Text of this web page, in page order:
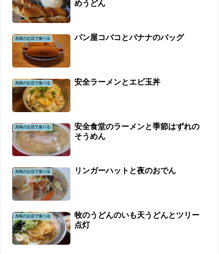
めうどん
糸島のお店で食べる パン屋コバコとバナナのバッグ
糸島のお店で食べる 安全ラーメンとエビ玉丼
糸島のお店で食べる
安全食堂のラーメンと季節はずれの
そうめん
糸島のお店で食べる リンガーハットと夜のおでん
糸島のお店で食べる
牧のうどんのいも天うどんとツリー
点灯